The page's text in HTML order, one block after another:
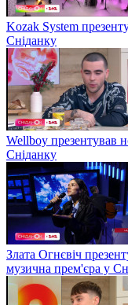
Kozak System
Сніданку
Wellboy презентував
Сніданку
Злата Огнєвіч
музична прем'єра у